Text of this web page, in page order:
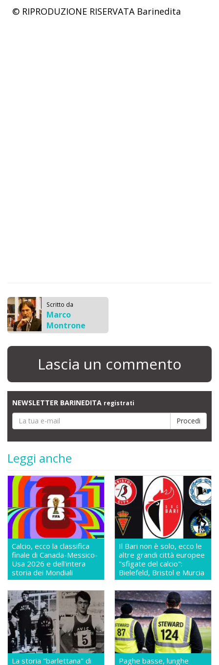
© RIPRODUZIONE RISERVATA Barinedita
Scritto da
Marco
Montrone
Lascia un commento
NEWSLETTER BARINEDITA registrati
Leggi anche
Calcio, ecco la classifica
finale di Canada-Messico-
Usa 2026 e dell'intera
storia dei Mondiali
Il Bari non è solo, ecco le
altre grandi città europee
"sfigate del calcio":
Bielefeld, Bristol e Murcia
La storia "barlettana" di
Paghe basse, lunghe